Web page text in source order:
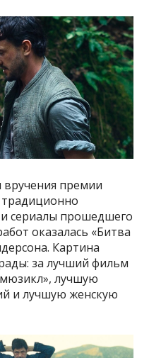
вручения премии
традиционно
сериалы прошедшего
оказалась «Битва
Картина
за лучший фильм
лучшую
и лучшую женскую